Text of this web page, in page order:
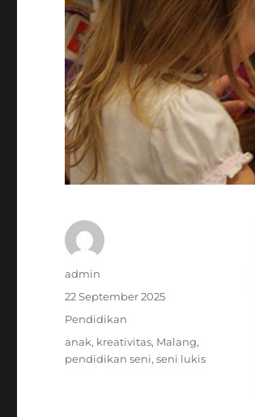
Author
admin
Posted
22 September 2025
Categories
Pendidikan
Tags
anak, kreativitas, Malang,
pendidikan seni,seni lukis